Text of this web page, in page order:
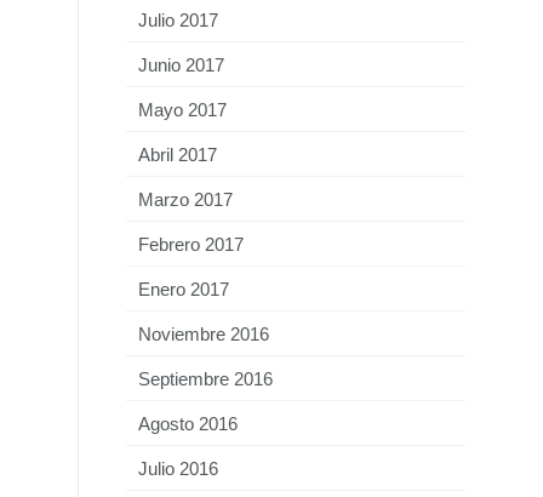
Julio 2017
Junio 2017
Mayo 2017
Abril 2017
Marzo 2017
Febrero 2017
Enero 2017
Noviembre 2016
Septiembre 2016
Agosto 2016
Julio 2016